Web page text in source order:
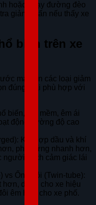
hoặc chạy đường đèo
giảm chấn nếu thấy xe
biến trên xe
ma trận các loại giảm
đúng loại phù hợp với
biến, giá mềm, êm ái
động cường độ cao
Kết hợp dầu và khí
phản ứng nhanh hơn,
thích cảm giác lái
vs Ống đôi (Twin-tube):
dùng cho xe hiệu
êm hơn cho xe phố.